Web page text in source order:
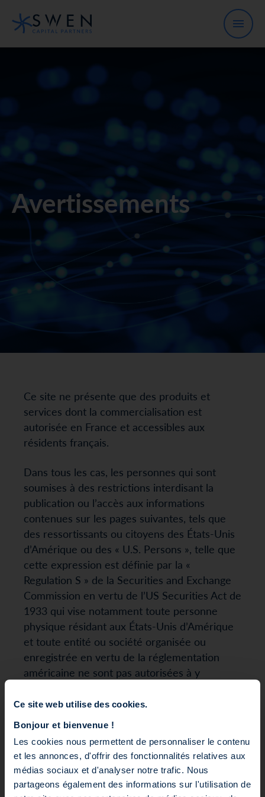
Ce site web utilise des cookies.
Bonjour et bienvenue !
Les cookies nous permettent de personnaliser le contenu
et les annonces, d'offrir des fonctionnalités relatives aux
médias sociaux et d'analyser notre trafic. Nous
partageons également des informations sur l'utilisation de
Avertissements
Ce site ne présente que des produits et
services dont la commercialisation est
autorisée en France et accessibles aux
résidents français.
Dans tous les cas, les personnes qui sont
soumises à des restrictions interdisant la
publication ou l’accès aux informations
contenues sur les pages suivantes, tels que
des ressortissants ou citoyens des États-Unis
d’Amérique ou des « U.S. Persons », telle que
cette expression est définie par la «
Regulation S » de la Securities and Exchange
Commission en vertu de l’US Securities Act de
1933 qui vise notamment toute personne
physique résidant aux États-Unis d’Amérique
et toute entité ou société organisée ou
enregistrée en vertu de la réglementation
américaine ne sont pas autorisées à y
promotionnel, une sollicitation, un conseil en
investissement ou une offre d’achat ou de
vente d’instruments financiers de la part de
SWEN Capital Partners. SWEN Capital